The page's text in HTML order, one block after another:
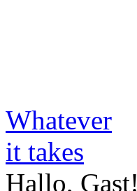
Whatever
it takes
Hallo, Gast!